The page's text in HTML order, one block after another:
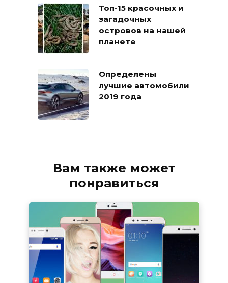
Топ-15 красочных и
загадочных
островов на нашей
планете
Определены
лучшие автомобили
2019 года
Вам также может
понравиться